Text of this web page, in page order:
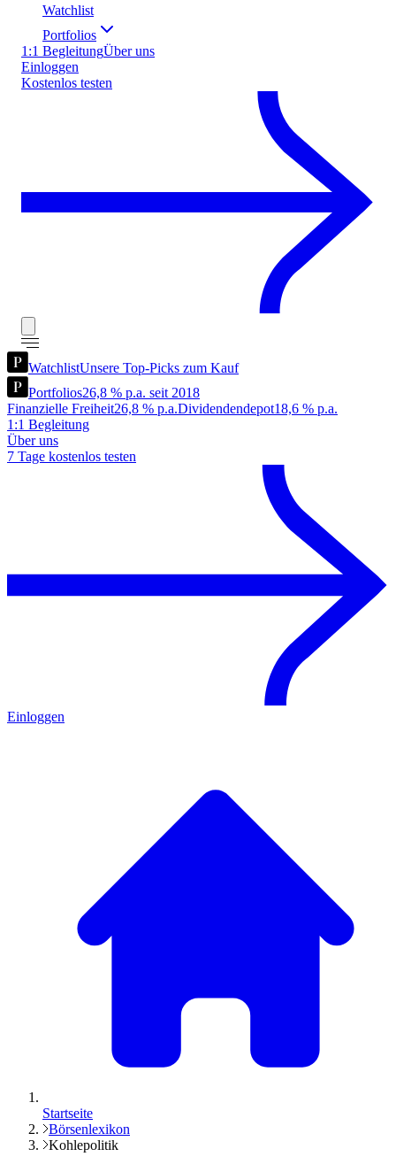
Watchlist
Portfolios
1:1 BegleitungÜber uns
Einloggen
Kostenlos testen
WatchlistUnsere Top-Picks zum Kauf
Portfolios26,8 % p.a. seit 2018
Finanzielle Freiheit26,8 % p.a.Dividendendepot18,6 % p.a.
1:1 Begleitung
Über uns
7 Tage kostenlos testen
Einloggen
Startseite
Börsenlexikon
Kohlepolitik